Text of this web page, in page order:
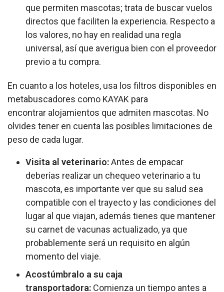
que permiten mascotas; trata de buscar vuelos
directos que faciliten la experiencia. Respecto a
los valores, no hay en realidad una regla
universal, así que averigua bien con el proveedor
previo a tu compra.
En cuanto a los hoteles, usa los filtros disponibles en
metabuscadores como KAYAK para
encontrar alojamientos que admiten mascotas. No
olvides tener en cuenta las posibles limitaciones de
peso de cada lugar.
Visita al veterinario:Antes de empacar
deberías realizar un chequeo veterinario a tu
mascota, es importante ver que su salud sea
compatible con el trayecto y las condiciones del
lugar al que viajan, además tienes que mantener
su carnet de vacunas actualizado, ya que
probablemente será un requisito en algún
momento del viaje.
Acostúmbralo a su caja
transportadora: Comienza un tiempo antes a